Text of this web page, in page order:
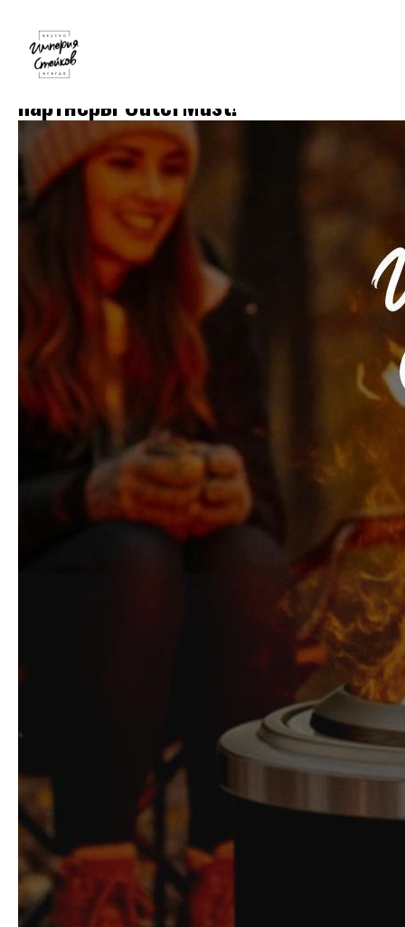
Теперь мы — официальные
партнёры OuterMust!